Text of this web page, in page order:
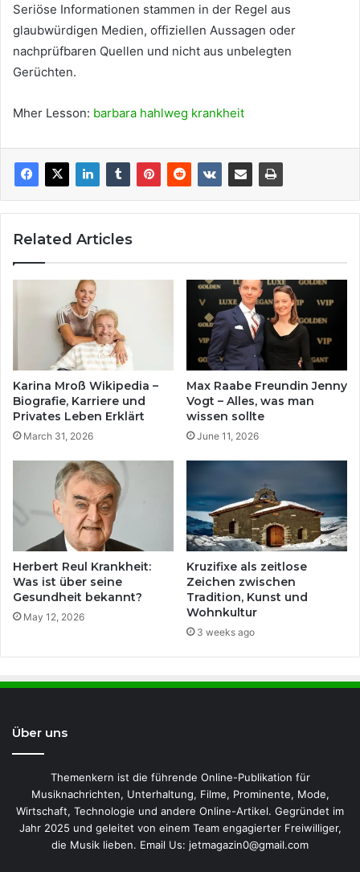
Seriöse Informationen stammen in der Regel aus
glaubwürdigen Medien, offiziellen Aussagen oder
nachprüfbaren Quellen und nicht aus unbelegten
Gerüchten.
Mher Lesson: barbara hahlweg krankheit
Related Articles
Karina Mroß Wikipedia –
Biografie, Karriere und
Privates Leben Erklärt
March 31, 2026
Max Raabe Freundin Jenny
Vogt – Alles, was man
wissen sollte
June 11, 2026
Herbert Reul Krankheit:
Was ist über seine
Gesundheit bekannt?
May 12, 2026
Kruzifixe als zeitlose
Zeichen zwischen
Tradition, Kunst und
Wohnkultur
3 weeks ago
Über uns
Themenkern ist die führende Online-Publikation für
Musiknachrichten, Unterhaltung, Filme, Prominente, Mode,
Wirtschaft, Technologie und andere Online-Artikel. Gegründet im
Jahr 2025 und geleitet von einem Team engagierter Freiwilliger,
die Musik lieben. Email Us: jetmagazin0@gmail.com